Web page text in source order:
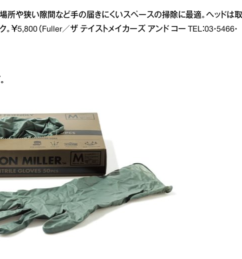
所や狭い隙間など手の届きにくいスペースの掃除に最適。ヘッドは取
￥5,800（Fuller／ザ テイストメイカーズ アンド コー TEL：03・5466・